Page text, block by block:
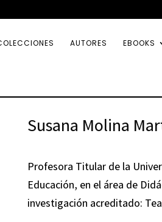
AUTORES EBOOKS
Susana Molina
Profesora Titular de la
Educación, en el área de
investigación acreditado: